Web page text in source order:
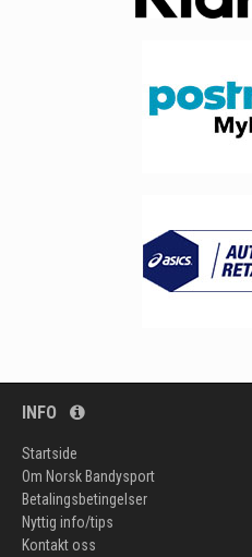
INFO
Startside
Om Norsk Bandysport
Betalingsbetingelser
Nyttig info/tips
Kontakt oss